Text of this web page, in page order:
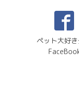
ペット大好